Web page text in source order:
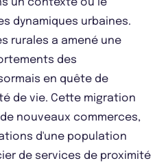
un contexte où le
dynamiques urbaines.
rurales a amené une
des
en quête de
de vie. Cette migration
nouveaux commerces,
d'une population
de services de proximité